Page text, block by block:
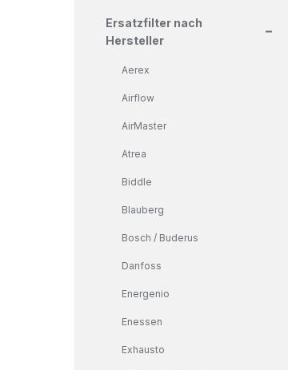
Ersatzfilter nach
Hersteller
Aerex
Airflow
AirMaster
Atrea
Biddle
Blauberg
Bosch / Buderus
Danfoss
Energenio
Enessen
Exhausto